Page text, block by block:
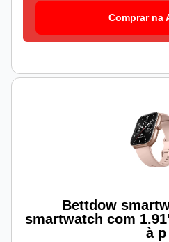
Comprar na
Bettdow
smartwatch com
à p